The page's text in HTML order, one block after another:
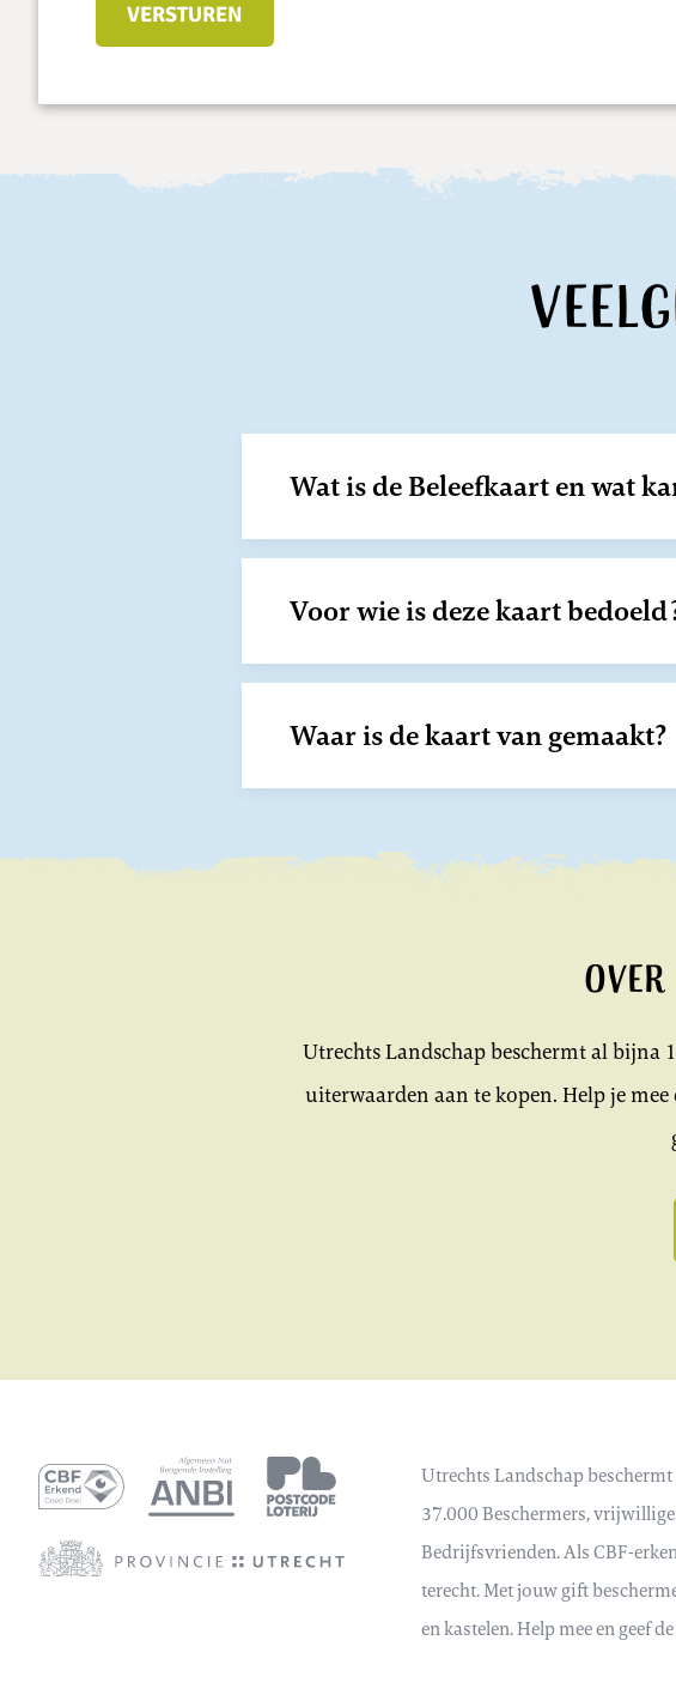
VERSTUREN
Wat is de Beleefkaart en wat
Voor wie is deze kaart
Waar is de kaart van gemaakt?
Utrechts Landschap beschermt al bijna
uiterwaarden aan te kopen. Help je
Utrechts Landschap
37.000 Beschermers,
Bedrijfsvrienden. Als CBF-
terecht. Met jouw gift
en kastelen. Help mee en geef